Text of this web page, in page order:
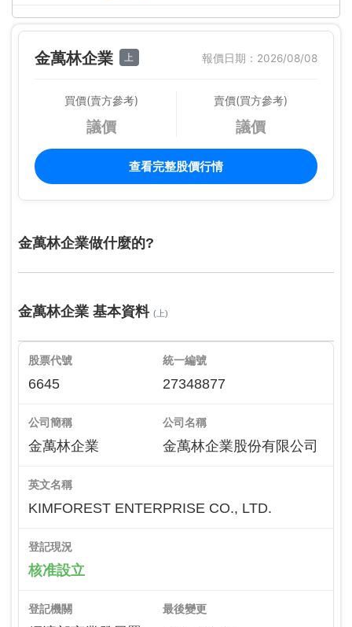
金萬林企業 上 報價日期：2026/08/08
買價(賣方參考)
議價
賣價(買方參考)
議價
查看完整股價行情
金萬林企業做什麼的?
金萬林企業 基本資料 (上)
股票代號
6645
統一編號
27348877
公司簡稱
金萬林企業
公司名稱
金萬林企業股份有限公司
英文名稱
KIMFOREST ENTERPRISE CO., LTD.
登記現況
核准設立
登記機關 最後變更